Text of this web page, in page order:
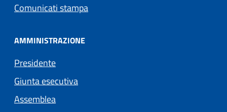
Comunicati stampa
AMMINISTRAZIONE
Presidente
Giunta esecutiva
Assemblea